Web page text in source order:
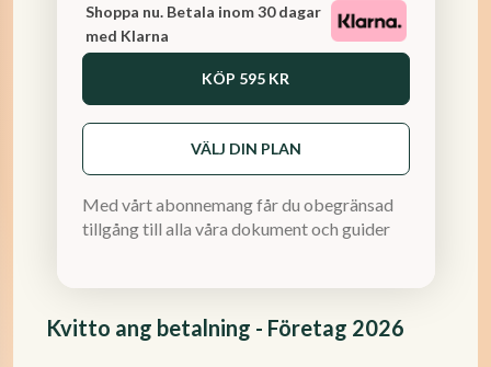
Kvitto ang betalning - Företag 2026
Shoppa nu. Betala inom 30 dagar
med Klarna
KÖP 595 KR
VÄLJ DIN PLAN
Med vårt abonnemang får du obegränsad
tillgång till alla våra dokument och guider